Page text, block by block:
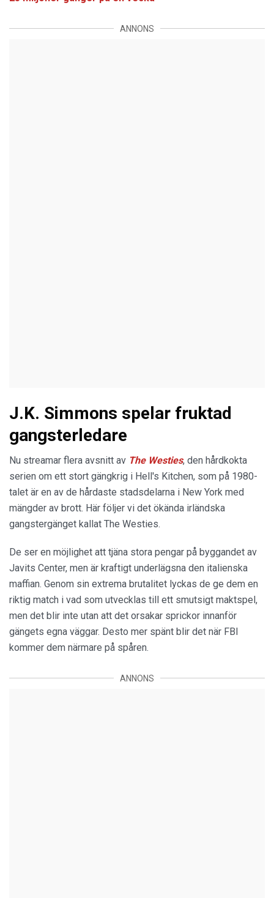
ANNONS
J.K. Simmons spelar fruktad
gangsterledare
Nu streamar flera avsnitt av The Westies, den hårdkokta
serien om ett stort gängkrig i Hell's Kitchen, som på 1980-
talet är en av de hårdaste stadsdelarna i New York med
mängder av brott. Här följer vi det ökända irländska
gangstergänget kallat The Westies.
De ser en möjlighet att tjäna stora pengar på byggandet av
Javits Center, men är kraftigt underlägsna den italienska
maffian. Genom sin extrema brutalitet lyckas de ge dem en
riktig match i vad som utvecklas till ett smutsigt maktspel,
men det blir inte utan att det orsakar sprickor innanför
gängets egna väggar. Desto mer spänt blir det när FBI
kommer dem närmare på spåren.
ANNONS